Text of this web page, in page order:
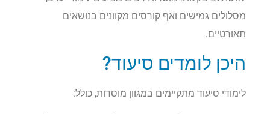
מסלולים גמישים ואף קורסים מקוונים בנושאים
תאורטיים.
היכן לומדים סיעוד?
לימודי סיעוד מתקיימים במגוון מוסדות, כולל: